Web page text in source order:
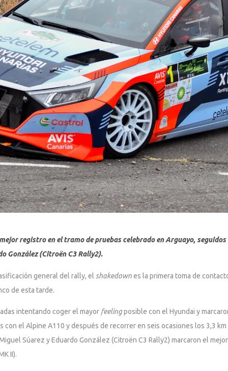
registro en el tramo de pruebas celebrado en Arguayo,
González (Citroën C3 Rally2).
general del rally, el shakedownes la primera toma de
de esta tarde.
intentando coger el mayor feelingposible con el Hyundai y
con el Alpine A110 y después de recorrer en seis ocasiones los 3,3
Súarez y Eduardo González (Citroën C3 Rally2) marcaron el
II).